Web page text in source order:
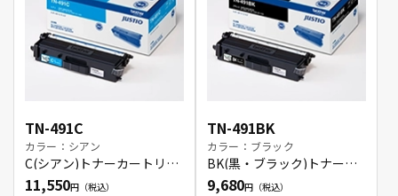
TN-491C
カラー：シアン
C(シアン)トナーカートリッ
ジ
11,550
TN-491BK
カラー：ブラック
BK(黒・ブラック)トナーカ
ートリッジ
9,680